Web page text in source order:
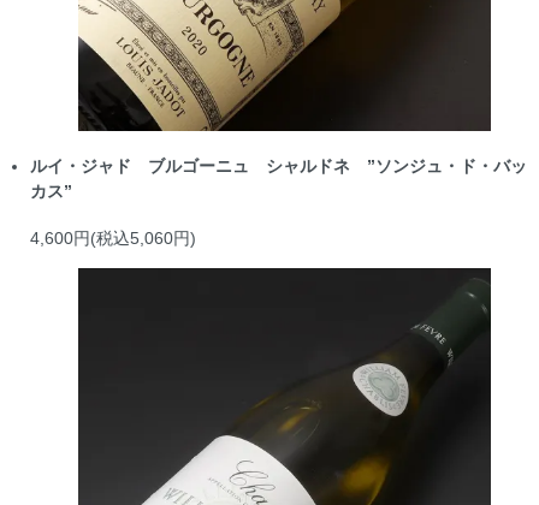
ルイ・ジャド ブルゴーニュ シャルドネ ”ソンジュ・ド・バッ
カス”
4,600円(税込5,060円)